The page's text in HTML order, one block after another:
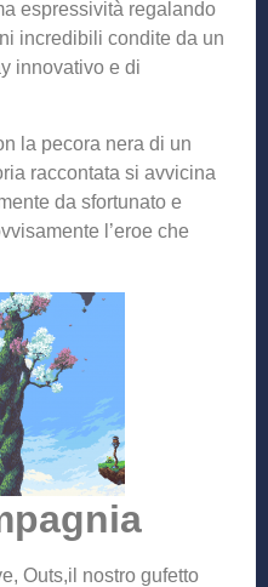
espressività regalando
incredibili condite da un
innovativo e di
la pecora nera di un
raccontata si avvicina
da sfortunato e
l’eroe che
Outs,il nostro gufetto